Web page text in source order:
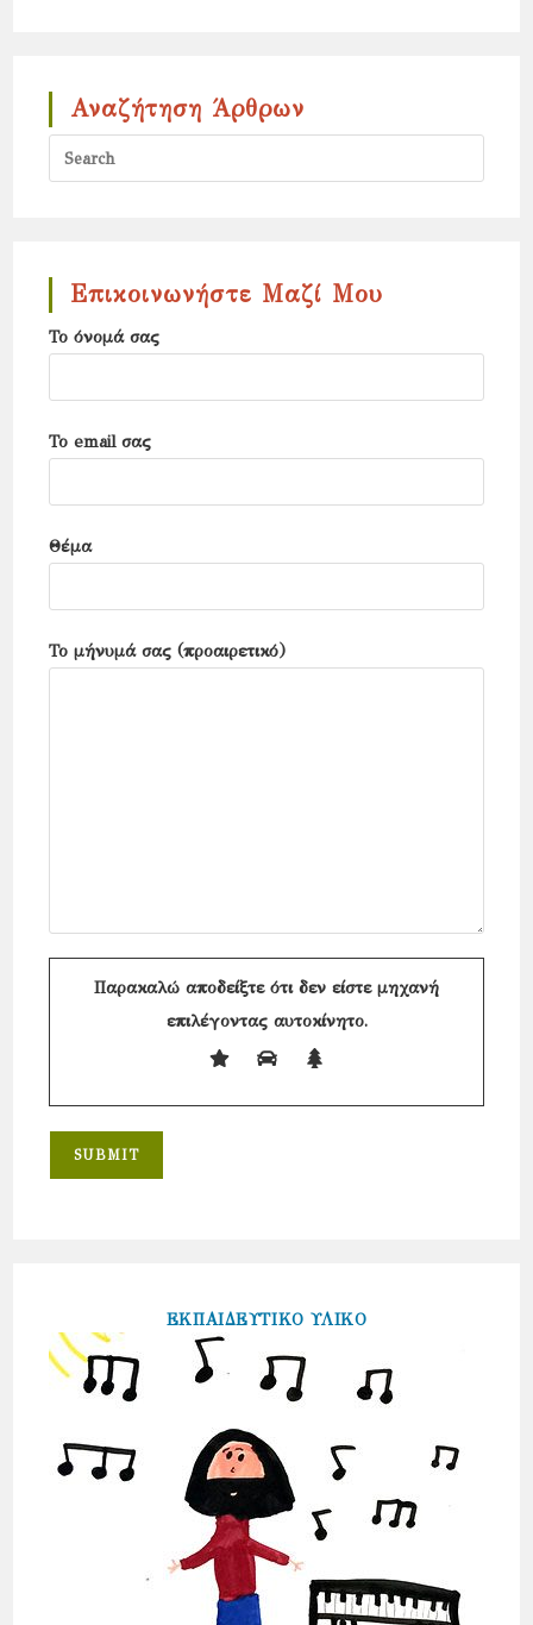
Αναζήτηση Άρθρων
panel.
Επικοινωνήστε Μαζί Μου
Το όνομά σας
Το email σας
Θέμα
Το μήνυμά σας (προαιρετικό)
Παρακαλώ αποδείξτε ότι δεν είστε μηχανή
επιλέγονταςαυτοκίνητο.
ΕΚΠΑΙΔΕΥΤΙΚΟ ΥΛΙΚΟ